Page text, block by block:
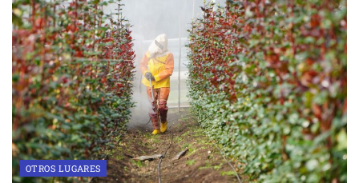
OTROS LUGARES